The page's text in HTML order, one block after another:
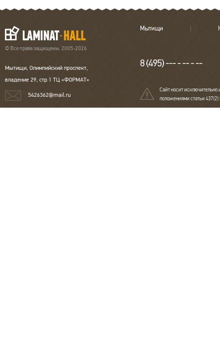
© Все права защищены. 2005-2026
Мытищи, Олимпийский проспект,
владение 29, стр.1 ТЦ «ФОРМАТ»
5426362@mail.ru
Мытищи
8 (495) --- - -- - --
Сайт носит исключительно
положениями статьи